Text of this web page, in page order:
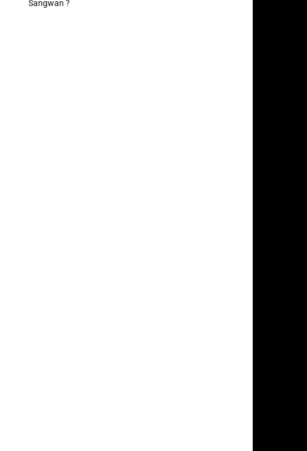
Sangwan ?